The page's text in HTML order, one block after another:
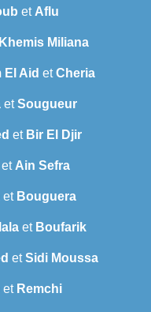
et Aflu
Khemis Miliana
Aid etCheria
etSougueur
et Bir El Djir
et Ain Sefra
et Bouguera
et Boufarik
etSidi Moussa
et Remchi